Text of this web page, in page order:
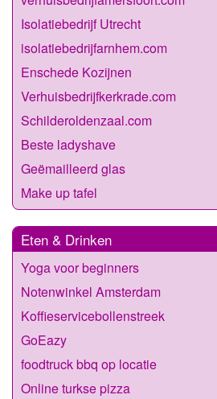
Isolatiebedrijf Utrecht
isolatiebedrijfarnhem.com
Enschede Kozijnen
Verhuisbedrijfkerkrade.com
Schilderoldenzaal.com
Beste ladyshave
Geëmailleerd glas
Make up tafel
Eten & Drinken
Yoga voor beginners
Notenwinkel Amsterdam
Koffieservicebollenstreek
GoEazy
foodtruck bbq op locatie
Online turkse pizza